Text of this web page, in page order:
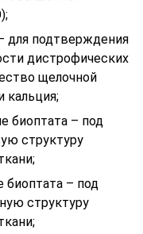
– его
при которой
при
требуют
– принцип
тот же, что и при
исследования,
после чего
по их